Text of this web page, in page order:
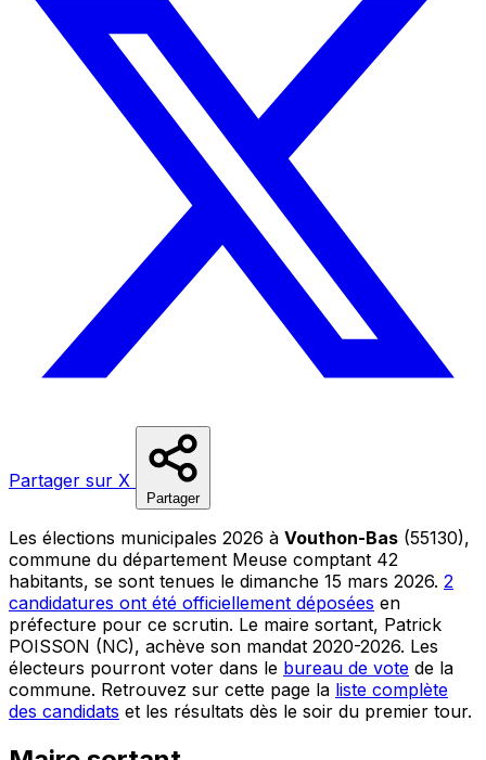
Partager sur X
Partager
Les élections municipales 2026 à Vouthon-Bas (55130),
commune du département Meuse comptant 42
habitants, se sont tenues le dimanche 15 mars 2026. 2
candidatures ont été officiellement déposées en
préfecture pour ce scrutin. Le maire sortant, Patrick
POISSON (NC), achève son mandat 2020-2026. Les
électeurs pourront voter dans le bureau de vote de la
commune. Retrouvez sur cette page la liste complète
des candidats et les résultats dès le soir du premier tour.